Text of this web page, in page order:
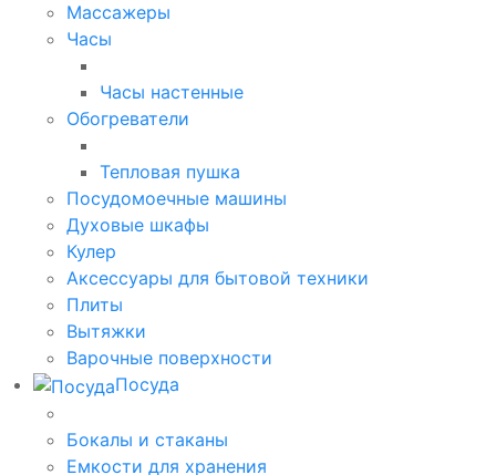
Массажеры
Часы
Часы настенные
Обогреватели
Тепловая пушка
Посудомоечные машины
Духовые шкафы
Кулер
Аксессуары для бытовой техники
Плиты
Вытяжки
Варочные поверхности
Посуда
Бокалы и стаканы
Емкости для хранения